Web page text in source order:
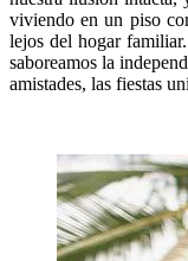
viviendo en un piso
lejos del hogar
saboreamos la
amistades, las fiestas